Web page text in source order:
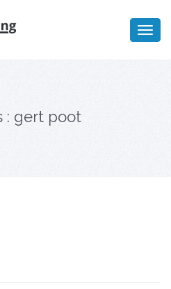
: gert poot
Ik wil meer informatie